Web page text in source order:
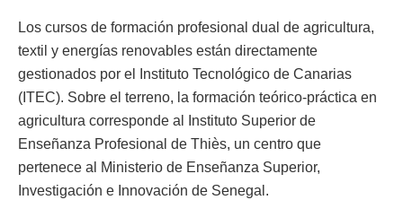
Los cursos de formación profesional dual de agricultura,
textil y energías renovables están directamente
gestionados por el Instituto Tecnológico de Canarias
(ITEC). Sobre el terreno, la formación teórico-práctica en
agricultura corresponde al Instituto Superior de
Enseñanza Profesional de Thiès, un centro que
pertenece al Ministerio de Enseñanza Superior,
Investigación e Innovación de Senegal.